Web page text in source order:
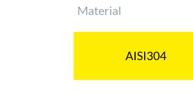
Pflichtfeld
Material
AISI304